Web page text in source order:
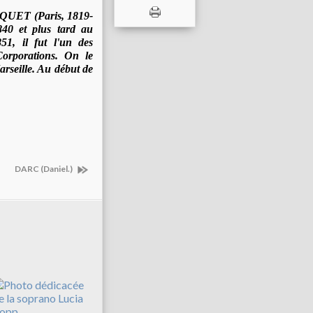
(Paris, 1819-
et plus tard au
il fut l'un des
On le
Au début de
DARC (Daniel.)